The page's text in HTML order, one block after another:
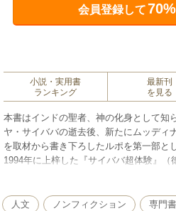
会員登録して
小説・実用書
ランキング
最新刊
を見る
本書はインドの聖者、神の化身として知
ヤ・サイババの逝去後、新たにムッディ
を取材から書き下ろしたルポを第一部と
1994年に上梓した『サイババ超体験』
刊。サイババについてその出生から背
日、サイババは肉体を離脱しました（享
人文 ノンフィクション 専門書